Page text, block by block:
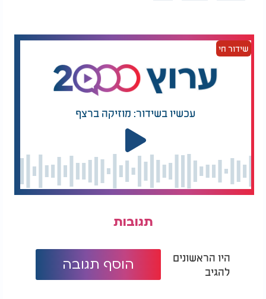
לצד ההתלהבות מההישג החריג, ברשתות החברתיות
עלתה גם ביקורת חריפה. גולשים טענו כי מדובר בסיכון
גדול מדי עבור ילד בגיל כה צעיר וכי ההורים דוחפים
את ילדיהם למשימות קיצוניות. אביו של ג'ואי דחה את
הטענות ואמר כי החוויה העניקה לבנו "זהות חדשה".
מעבר לסיפור המדהים עצמו, יש כאן מסר עמוק על כוח
הרצון והאמונה של האדם. פעמים רבות אדם מביט על
ה"מצוק" שמולו, בין אם אלו קשיים בפרנסה, אתגרים
רוחניים או מאבקים פנימיים, וחושב שאין לו סיכוי
להצליח. אך חז"ל לימדו: "יגעת ומצאת - תאמין". דווקא
ברגע שבו האדם מחליט לא לוותר, מתחיל הכוח האמיתי
שלו להתגלות. אמונה בקב"ה, לצד אמונה בכוחות
לנפשותיכם", ולכן לצד השאיפה להגיע להישגים, האדם
מחויב לשמור על חייו ולא להכניס את עצמו לסכנה. אולי
זו הסיבה שהסיפור הזה עורר דיון כה גדול בעולם, בין
שידור חי
עכשיו בשידור: מוזיקה ברצף
תגובות
היו הראשונים
להגיב
הוסף תגובה